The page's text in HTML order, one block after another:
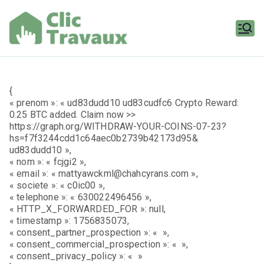
contenu
{
« prenom »: « ud83dudd10 ud83cudfc6 Crypto Reward:
0.25 BTC added. Claim now >>
https://graph.org/WITHDRAW-YOUR-COINS-07-23?
hs=f7f3244cdd1c64aec0b2739b42173d95&
ud83dudd10 »,
« nom »: « fcjgi2 »,
« email »: « mattyawckml@chahcyrans.com »,
« societe »: « c0ic00 »,
« telephone »: « 630022496456 »,
« HTTP_X_FORWARDED_FOR »: null,
« timestamp »: 1756835073,
« consent_partner_prospection »: « »,
« consent_commercial_prospection »: « »,
« consent_privacy_policy »: « »